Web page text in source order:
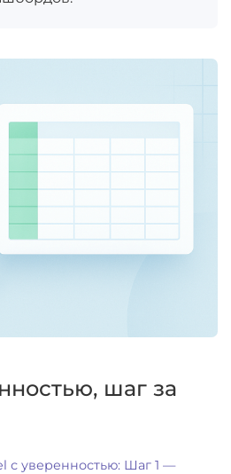
шаг за
с уверенностью: Шаг 1 —